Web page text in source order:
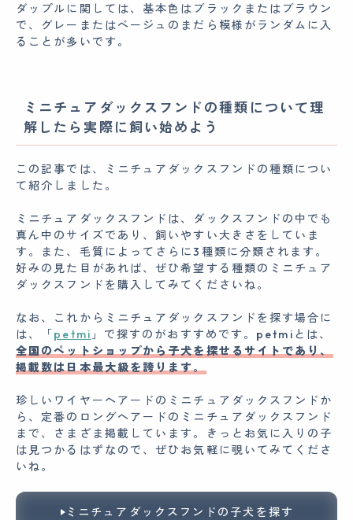
ダップルに関しては、基本色はブラックまたはブラウン
で、グレーまたはベージュのまだら模様がランダムに入
ることが多いです。
ミニチュアダックスフンドの種類について理
解したら実際に飼い始めよう
この記事では、ミニチュアダックスフンドの種類につい
て紹介しました。
ミニチュアダックスフンドは、ダックスフンドの中でも
真ん中のサイズであり、飼いやすい大きさをしていま
す。また、毛質によってさらに3種類に分類されます。
好みの見た目があれば、ぜひ希望する種類のミニチュア
ダックスフンドを購入してみてくださいね。
なお、これからミニチュアダックスフンドを探す場合に
は、「petmi 」で探すのがおすすめです。petmiとは、
全国のペットショップから子犬を探せるサイトであり、
掲載数は日本最大級を誇ります。
珍しいワイヤーヘアードのミニチュアダックスフンドか
ら、定番のロングヘアードのミニチュアダックスフンド
まで、さまざま掲載しています。きっとお気に入りの子
は見つかるはずなので、ぜひお気軽に覗いてみてくださ
いね。
ミニチュアダックスフンドの子犬を探す